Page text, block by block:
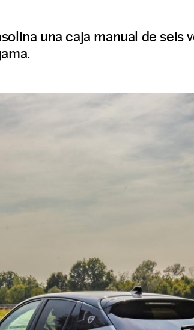
una caja manual de seis